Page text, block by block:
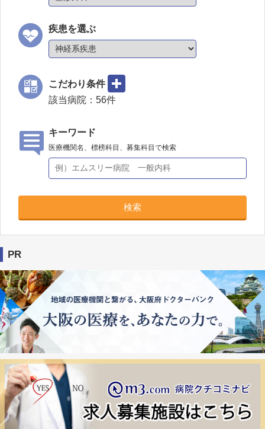
疾患を選ぶ
こだわり条件
該当病院： 56件
キーワード
医療機関名、標榜科目、募集科目で検索
検索
PR